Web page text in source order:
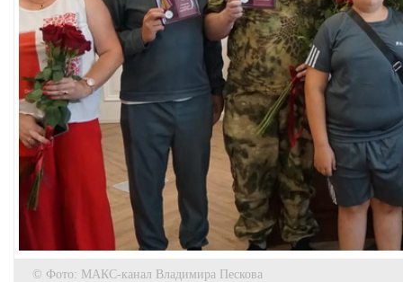
© Фото: МАКС-канал Владимира Пескова